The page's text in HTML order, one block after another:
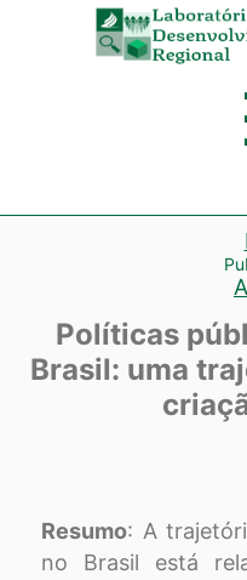
Políticas
Brasil: uma
Resumo: A
no Brasil está